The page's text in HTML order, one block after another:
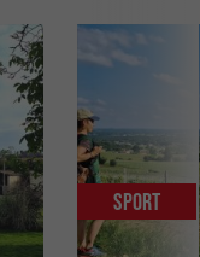
Sport